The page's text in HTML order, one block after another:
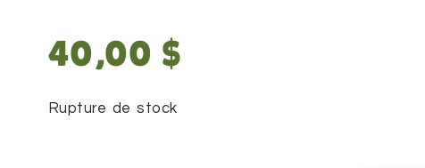
40,00 $
Rupture de stock